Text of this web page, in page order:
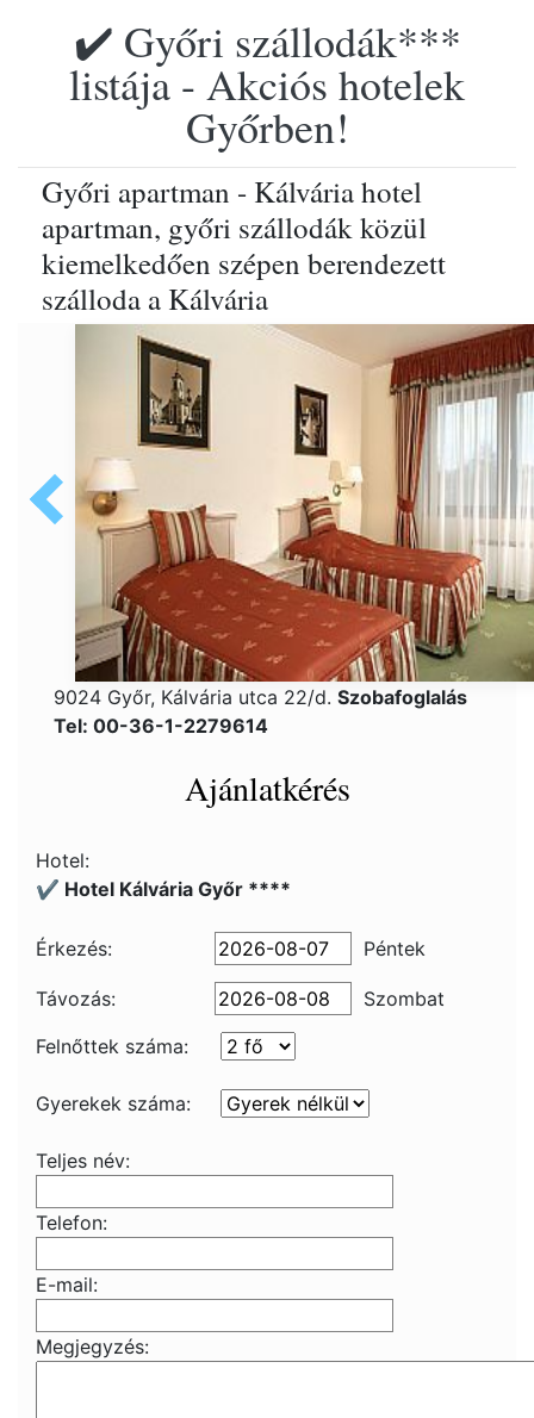
✔️ Győri szállodák***
listája - Akciós hotelek
Győrben!
Győri apartman - Kálvária hotel
apartman, győri szállodák közül
kiemelkedően szépen berendezett
szálloda a Kálvária
9024 Győr, Kálvária utca 22/d. Szobafoglalás
Tel: 00-36-1-2279614
Ajánlatkérés
Hotel:
✔️ Hotel Kálvária Győr ****
Érkezés: Péntek
Távozás:
Szombat
Felnőttek száma:
Gyerekek száma:
Teljes név:
Telefon:
E-mail:
Megjegyzés: